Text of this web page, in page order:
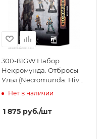
300-81GW Набор
Некромунда. Отбросы
Улья (Necromunda: Hive
Scum) Games Workshop
Нет в наличии
1 875 руб./шт